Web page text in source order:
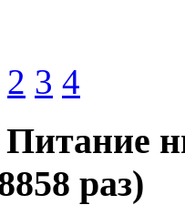
2 3 4
раз)